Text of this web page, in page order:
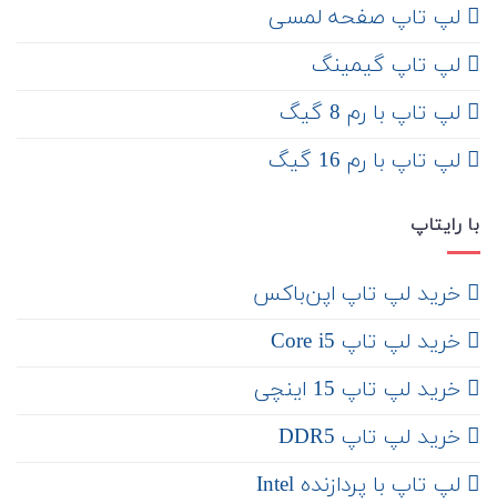
لپ تاپ صفحه لمسی
لپ تاپ گیمینگ
لپ تاپ با رم 8 گیگ
لپ تاپ با رم 16 گیگ
با رایتاپ
‌ خرید لپ تاپ اپن‌باکس
خرید لپ تاپ Core i5
‌‌ خرید لپ تاپ 15 اینچی
خرید لپ تاپ DDR5
لپ تاپ با پردازنده Intel